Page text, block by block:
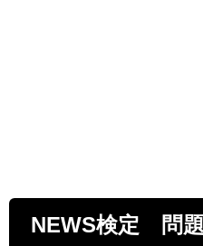
NEWS検定 問題